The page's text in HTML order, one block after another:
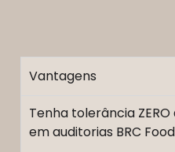
Vantagens
Tenha tolerância
em auditorias BRC